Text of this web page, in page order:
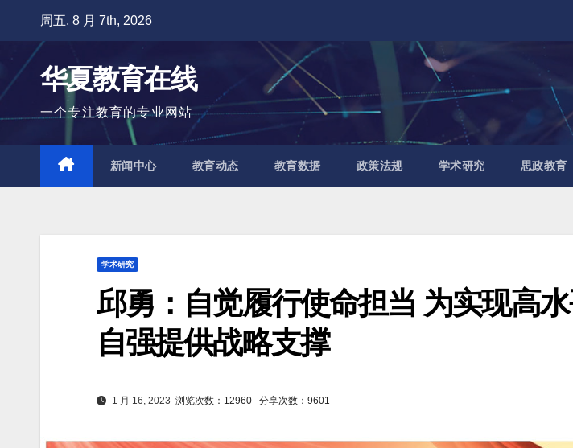
容
周五. 8 月 7th, 2026
华夏教育在线
一个专注教育的专业网站
新闻中心 教育动态 教育数据 政策法规 学术研究 思政教育
学术研究
邱勇：自觉履行使命担当 为实现高
自强提供战略支撑
1 月 16, 2023 浏览次数：12960 分享次数：9601